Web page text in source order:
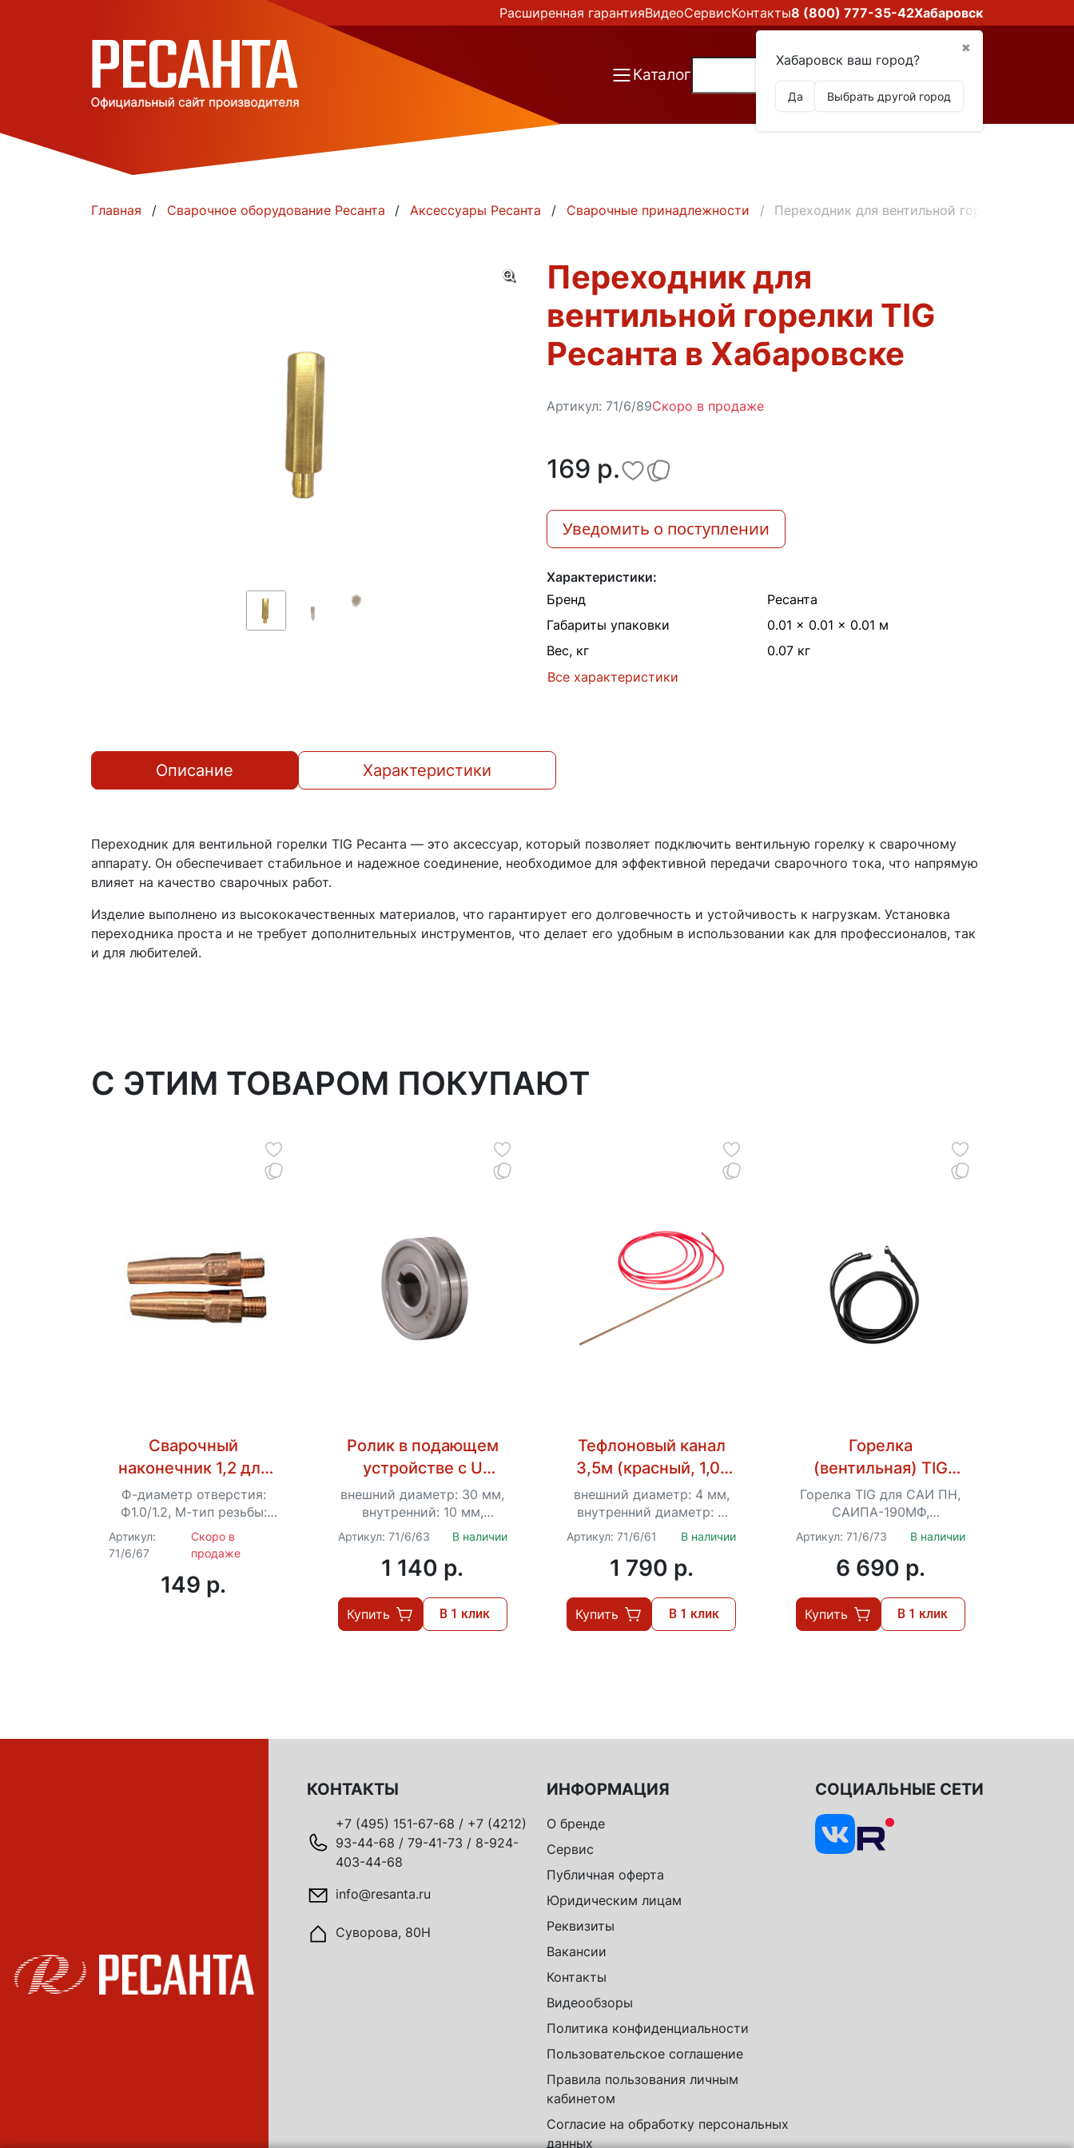
Расширенная гарантияВидеоСервисКонтакты8 (800) 777-35-42Хабаровск
✖
Хабаровск ваш город?
Да Выбрать другой город
Каталог
Главная Сварочное оборудование Ресанта Аксессуары Ресанта Сварочные принадлежности Переходник для вентильной горелки TIG
Переходник для
вентильной горелки TIG
Ресанта в Хабаровске
Артикул: 71/6/89Скоро в продаже
169 p.
Уведомить о поступлении
Характеристики:
Бренд
Ресанта
Габариты упаковки
0.01 × 0.01 × 0.01 м
Вес, кг
0.07 кг
Все характеристики
Описание Характеристики
Переходник для вентильной горелки TIG Ресанта — это аксессуар, который позволяет подключить вентильную горелку к сварочному
аппарату. Он обеспечивает стабильное и надежное соединение, необходимое для эффективной передачи сварочного тока, что напрямую
влияет на качество сварочных работ.
Изделие выполнено из высококачественных материалов, что гарантирует его долговечность и устойчивость к нагрузкам. Установка
переходника проста и не требует дополнительных инструментов, что делает его удобным в использовании как для профессионалов, так
и для любителей.
C ЭТИМ ТОВАРОМ ПОКУПАЮТ
Сварочный
наконечник 1,2 для
сварки AL (для
проволоки 1,0) для
Ресанта САИПА-200,
220, 220, 350
Ф-диаметр отверстия:
Ф1.0/1.2, М-тип резьбы:
M6*25
Артикул:
71/6/67
Скоро в
продаже
149 p.
Ролик в подающем
устройстве с U
канавкой для AL
1,0/1,2 для Ресанта
САИПА-200,220,220
внешний диаметр: 30 мм,
внутренний: 10 мм,
толщина: 10 мм
Артикул: 71/6/63 В наличии
1 140 p.
Купить В 1 клик
Тефлоновый канал
3,5м (красный, 1,0-
1,2мм) для Ресанта
САИПА
внешний диаметр: 4 мм,
внутренний диаметр: 2
мм, для
САИПА-190МФ,200,220,22
0 (MIG/MAG),250,350,500
Артикул: 71/6/61 В наличии
1 790 p.
Купить В 1 клик
Горелка
(вентильная) TIG
Ресанта для САИ ПН,
САИПА-190МФ,
САИПА-220
Горелка TIG для САИ ПН,
САИПА-190МФ,
САИПА-220 (MIG/MAG)
Артикул: 71/6/73 В наличии
6 690 p.
Купить В 1 клик
КОНТАКТЫ
+7 (495) 151-67-68 / +7 (4212)
93-44-68 / 79-41-73 / 8-924-
403-44-68
info@resanta.ru
Суворова, 80Н
ИНФОРМАЦИЯ
О бренде
Сервис
Публичная оферта
Юридическим лицам
Реквизиты
Вакансии
Контакты
Видеообзоры
Политика конфиденциальности
Пользовательское соглашение
Правила пользования личным
кабинетом
Согласие на обработку персональных
данных
СОЦИАЛЬНЫЕ СЕТИ